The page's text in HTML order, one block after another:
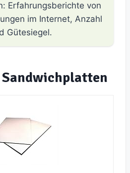
Erfahrungsberichte von
im Internet, Anzahl
Gütesiegel.
Sandwichplatten